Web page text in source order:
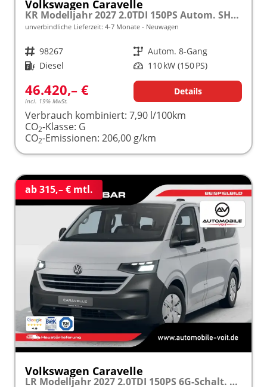
Volkswagen Caravelle
KR Modelljahr 2027 2.0TDI 150PS Autom. SHZ/STHZ/KAMERA/TEMPOMAT/LED/SMARTLINK frei konfigurierbar!
unverbindliche Lieferzeit: 4-7 Monate Neuwagen
Fahrzeugnr. 98267 Getriebe Autom. 8-Gang
Kraftstoff Diesel Leistung 110 kW (150 PS)
46.420,– €
incl. 19% MwSt.
Details
Verbrauch kombiniert: 7,90 l/100km
CO2-Klasse: G
CO2-Emissionen: 206,00 g/km
ab 315,– € mtl.
Volkswagen Caravelle
LR Modelljahr 2027 2.0TDI 150PS 6G-Schalt. SHZ/STHZ/KAMERA/TEMPOMAT/LED/SMARTLINK frei konfigurierbar!